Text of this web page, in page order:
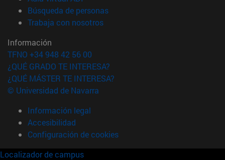
Búsqueda de personas(abre en nueva ventana)
Trabaja con nosotros(abre en nueva ventana)
Información
TFNO +34 948 42 56 00
¿QUÉ GRADO TE INTERESA?
¿QUÉ MÁSTER TE INTERESA?
© Universidad de Navarra
Información legal
Accesibilidad
Configuración de cookies
Localizador de campus